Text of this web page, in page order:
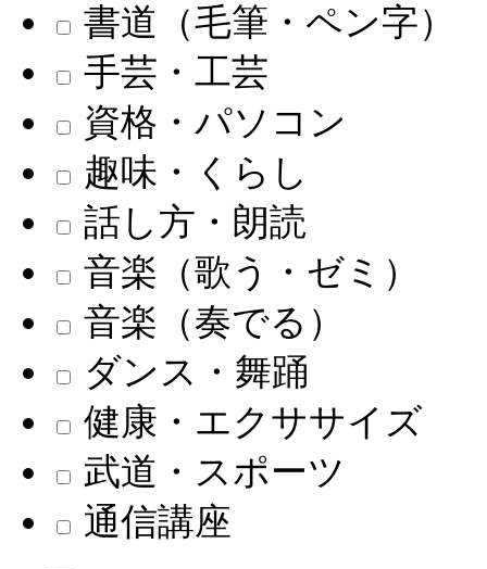
書道（毛筆・ペン字）
手芸・工芸
資格・パソコン
趣味・くらし
話し方・朗読
音楽（歌う・ゼミ）
音楽（奏でる）
ダンス・舞踊
健康・エクササイズ
武道・スポーツ
通信講座